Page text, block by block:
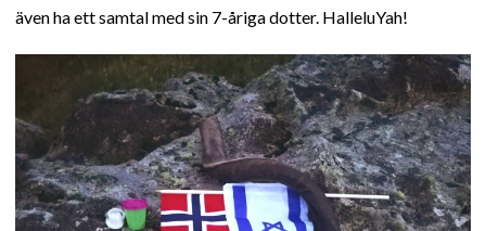
även ha ett samtal med sin 7-åriga dotter. HalleluYah!